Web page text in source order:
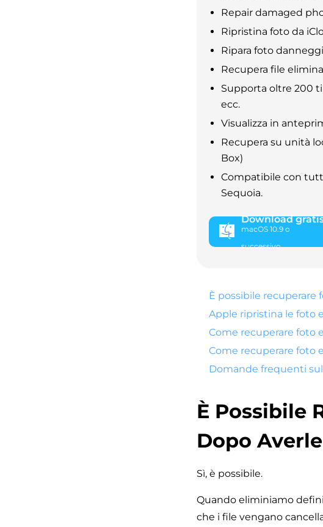
Repair damaged
Ripristina foto da
Ripara foto
Recupera file
Supporta oltre 200
ecc.
Visualizza in
Recupera su unità
Box)
Compatibile con tutti
Sequoia.
Download
macOS 10.9 o
successivo
È possibile
Apple ripristina le foto
Come recuperare foto
Come recuperare foto
Domande frequenti
È Possibile
Dopo
Sì, è possibile.
Quando eliminiamo
che i file vengano